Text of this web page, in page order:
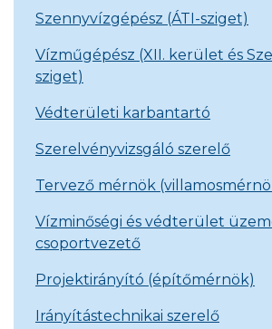
Szennyvízgépész (ÁTI-sziget)
Vízműgépész (XII. kerület és
sziget)
Védterületi karbantartó
Szerelvényvizsgáló szerelő
Tervező mérnök
Vízminőségi és védterület
csoportvezető
Projektirányító (építőmérnök)
Irányítástechnikai szerelő